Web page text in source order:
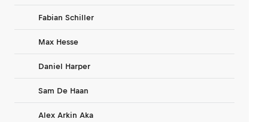
Fabian Schiller
Max Hesse
Daniel Harper
Sam De Haan
Alex Arkin Aka